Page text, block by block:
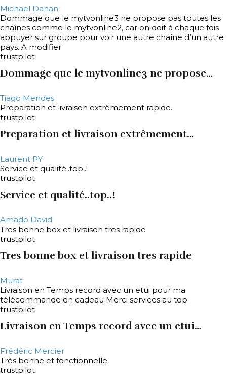
Michael Dahan
Dommage que le mytvonline3 ne propose pas toutes les
chaînes comme le mytvonline2, car on doit à chaque fois
appuyer sur groupe pour voir une autre chaîne d’un autre
pays. A modifier
trustpilot
Dommage que le mytvonline3 ne propose…
Tiago Mendes
Preparation et livraison extrêmement rapide.
trustpilot
Preparation et livraison extrêmement…
Laurent PY
Service et qualité..top..!
trustpilot
Service et qualité..top..!
Amado David
Tres bonne box et livraison tres rapide
trustpilot
Tres bonne box et livraison tres rapide
Murat
Livraison en Temps record avec un etui pour ma
télécommande en cadeau Merci services au top
trustpilot
Livraison en Temps record avec un etui…
Frédéric Mercier
Très bonne et fonctionnelle
trustpilot